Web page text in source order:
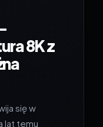
8K z
się w
lat temu